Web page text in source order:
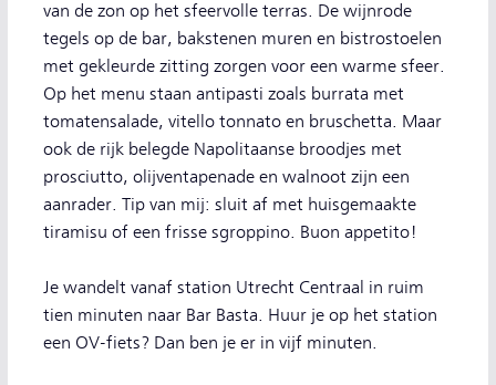
van de zon op het sfeervolle terras. De wijnrode
tegels op de bar, bakstenen muren en bistrostoelen
met gekleurde zitting zorgen voor een warme sfeer.
Op het menu staan antipasti zoals burrata met
tomatensalade, vitello tonnato en bruschetta. Maar
ook de rijk belegde Napolitaanse broodjes met
prosciutto, olijventapenade en walnoot zijn een
aanrader. Tip van mij: sluit af met huisgemaakte
tiramisu of een frisse sgroppino. Buon appetito!
Je wandelt vanaf station Utrecht Centraal in ruim
tien minuten naar Bar Basta. Huur je op het station
een OV-fiets? Dan ben je er in vijf minuten.